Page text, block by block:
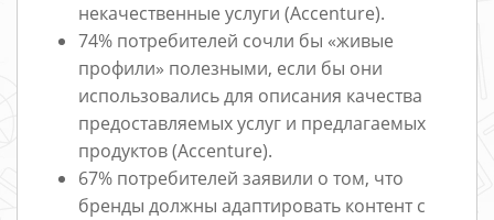
некачественные услуги (Accenture).
74% потребителей сочли бы «живые
профили» полезными, если бы они
использовались для описания качества
предоставляемых услуг и предлагаемых
продуктов (Accenture).
67% потребителей заявили о том, что
бренды должны адаптировать контент с